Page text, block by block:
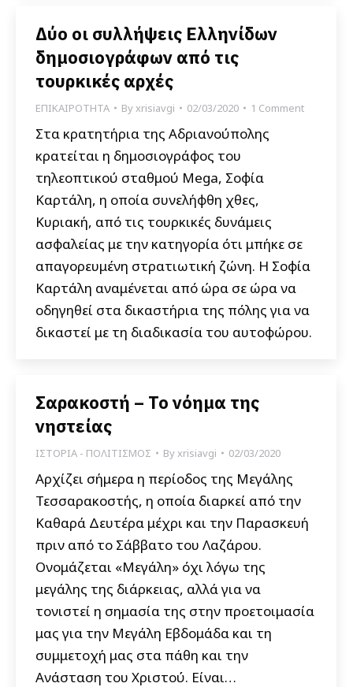
Δύο οι συλλήψεις Ελληνίδων
δημοσιογράφων από τις
τουρκικές αρχές
ΕΠΙΚΑΙΡΟΤΗΤΑ Byxrisiavgi 02/03/2020 1 Comment
Στα κρατητήρια της Αδριανούπολης
κρατείται η δημοσιογράφος του
τηλεοπτικού σταθμού Mega, Σοφία
Καρτάλη, η οποία συνελήφθη χθες,
Κυριακή, από τις τουρκικές δυνάμεις
ασφαλείας με την κατηγορία ότι μπήκε σε
απαγορευμένη στρατιωτική ζώνη. Η Σοφία
Καρτάλη αναμένεται από ώρα σε ώρα να
οδηγηθεί στα δικαστήρια της πόλης για να
δικαστεί με τη διαδικασία του αυτοφώρου.
Σαρακοστή – Το νόημα της
νηστείας
ΙΣΤΟΡΙΑ - ΠΟΛΙΤΙΣΜΟΣ Byxrisiavgi 02/03/2020
Αρχίζει σήμερα η περίοδος της Μεγάλης
Τεσσαρακοστής, η οποία διαρκεί από την
Καθαρά Δευτέρα μέχρι και την Παρασκευή
πριν από το Σάββατο του Λαζάρου.
Ονομάζεται «Μεγάλη» όχι λόγω της
μεγάλης της διάρκειας, αλλά για να
τονιστεί η σημασία της στην προετοιμασία
μας για την Μεγάλη Εβδομάδα και τη
συμμετοχή μας στα πάθη και την
Ανάσταση του Χριστού. Είναι…